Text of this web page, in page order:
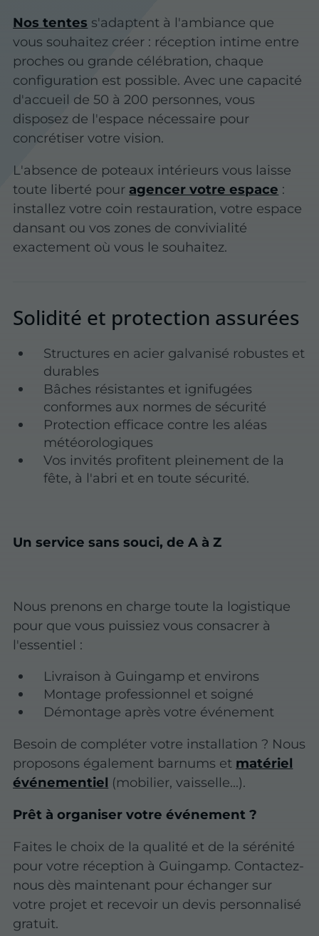
Nos tentes s'adaptent à l'ambiance que
vous souhaitez créer : réception intime entre
proches ou grande célébration, chaque
configuration est possible. Avec une capacité
d'accueil de 50 à 200 personnes, vous
disposez de l'espace nécessaire pour
concrétiser votre vision.
L'absence de poteaux intérieurs vous laisse
toute liberté pouragencer votre espace :
installez votre coin restauration, votre espace
dansant ou vos zones de convivialité
exactement où vous le souhaitez.
Solidité et protection assurées
Structures en acier galvanisé robustes et
durables
Bâches résistantes et ignifugées
conformes aux normes de sécurité
Protection efficace contre les aléas
météorologiques
Vos invités profitent pleinement de la
fête, à l'abri et en toute sécurité.
Un service sans souci, de A à Z
Nous prenons en charge toute la logistique
pour que vous puissiez vous consacrer à
l'essentiel :
Livraison à Guingamp et environs
Montage professionnel et soigné
Démontage après votre événement
Besoin de compléter votre installation ? Nous
proposons également barnums et matériel
événementiel (mobilier, vaisselle...).
Prêt à organiser votre événement ?
Faites le choix de la qualité et de la sérénité
pour votre réception à Guingamp. Contactez-
nous dès maintenant pour échanger sur
votre projet et recevoir un devis personnalisé
gratuit.